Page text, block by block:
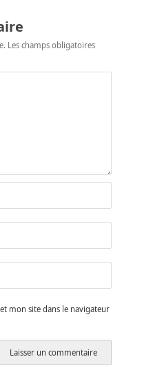
Les champs obligatoires
mon site dans le navigateur